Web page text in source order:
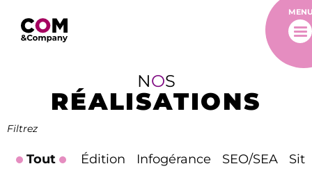
NOS
RÉALISATIONS
Filtrez
Édition Infogérance SEO/SEA
Tout